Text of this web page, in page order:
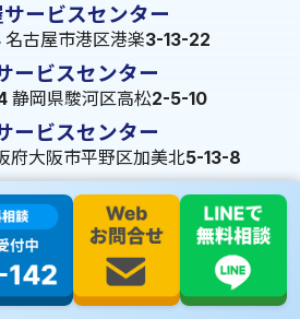
ービスセンター
古屋市港区港楽3-13-22
ービスセンター
静岡県駿河区高松2-5-10
ービスセンター
府大阪市平野区加美北5-13-8
ービスセンター
〒720-2410
市加茂町八軒屋329
ービスセンター
〒814-0172